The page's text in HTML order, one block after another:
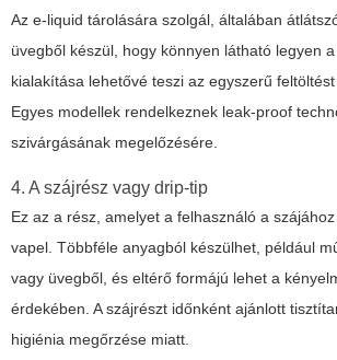
Az e-liquid tárolására szolgál, általában
üvegből készül, hogy könnyen látható legyen
kialakítása lehetővé teszi az egyszerű
Egyes modellek rendelkeznek leak-proof
szivárgásának megelőzésére.
4. A szájrész vagy drip-tip
Ez az a rész, amelyet a felhasználó a
vapel. Többféle anyagból készülhet, például
vagy üvegből, és eltérő formájú lehet a
érdekében. A szájrészt időnként ajánlott
higiénia megőrzése miatt.